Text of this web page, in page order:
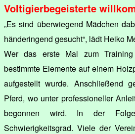
Voltigierbegeisterte
„Es sind überwiegend Mädchen
händeringend gesucht“, lädt Heiko
Wer das erste Mal zum
bestimmte Elemente auf einem
aufgestellt wurde. Anschließend
Pferd, wo unter professioneller
begonnen wird. In der
Schwierigkeitsgrad. Viele der